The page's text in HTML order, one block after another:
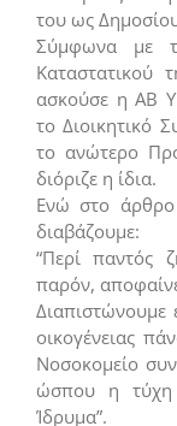
του ως
Σύμφωνα με
Καταστατικού
ασκούσε η ΑΒ
το Διοικητικό
το ανώτερο
διόριζε η ίδια.
Ενώ στο άρθρο
διαβάζουμε:
“Περί παντός
παρόν,
Διαπιστώνουμε
οικογένειας
Νοσοκομείο
ώσπου η τύχη
Ίδρυμα”.